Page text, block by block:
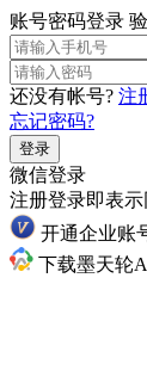
账号密码登录
还没有帐号? 注
忘记密码?
登录
微信登录
注册登录即表
开通企业账
下载墨天轮